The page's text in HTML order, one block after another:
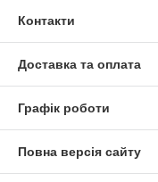
Контакти
Доставка та оплата
Графік роботи
Повна версія сайту